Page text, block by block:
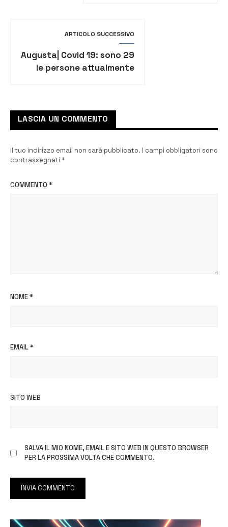
Archeologica
ARTICOLO SUCCESSIVO
Augusta| Covid 19: sono 29
le persone attualmente
LASCIA UN COMMENTO
Il tuo indirizzo email non sarà pubblicato. I campi obbligatori sono
contrassegnati *
COMMENTO *
NOME*
EMAIL*
SITO WEB
SALVA IL MIO NOME, EMAIL E SITO WEB IN QUESTO BROWSER
PER LA PROSSIMA VOLTA CHE COMMENTO.